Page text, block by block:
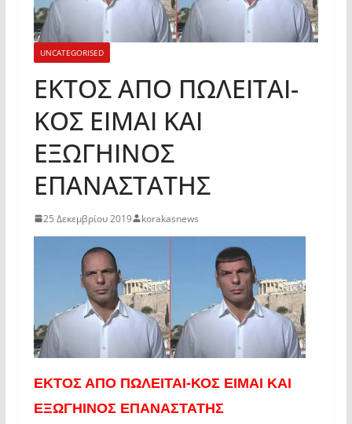
UNCATEGORISED
ΕΚΤΟΣ ΑΠΟ ΠΩΛΕΙΤΑΙ-
ΚΟΣ ΕΙΜΑΙ ΚΑΙ
ΕΞΩΓΗΙΝΟΣ
ΕΠΑΝΑΣΤΑΤΗΣ
25 Δεκεμβρίου 2019 korakasnews
ΕΚΤΟΣ ΑΠΟ ΠΩΛΕΙΤΑΙ-ΚΟΣ ΕΙΜΑΙ ΚΑΙ
ΕΞΩΓΗΙΝΟΣ ΕΠΑΝΑΣΤΑΤΗΣ